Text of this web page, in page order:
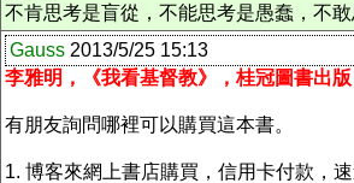
不肯思考是盲從，不能思考是愚蠢，不敢
Gauss 2013/5/25 15:13
李雅明，《我看基督教》，桂冠圖書出版
有朋友詢問哪裡可以購買這本書。
1. 博客來網上書店購買，信用卡付款，速